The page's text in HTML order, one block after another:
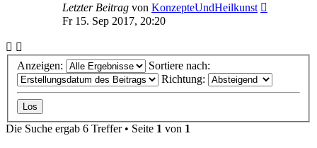
Letzter Beitrag von KonzepteUndHeilkunst
Fr 15. Sep 2017, 20:20
Anzeigen:
Sortiere nach:
Richtung:
Die Suche ergab 6 Treffer • Seite 1 von 1